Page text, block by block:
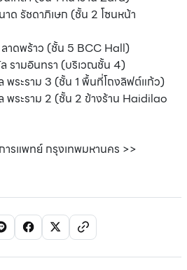
าด รัชดาภิเษก (ชั้น 2 โซนหน้า
ลาดพร้าว (ชั้น 5 BCC Hall)
รามอินทรา (บริเวณชั้น 4)
พระราม 3 (ชั้น 1 พื้นที่โถงลิฟต์แก้ว)
พระราม 2 (ชั้น 2 ข้างร้าน Haidilao
รแพทย์ กรุงเทพมหานคร >>